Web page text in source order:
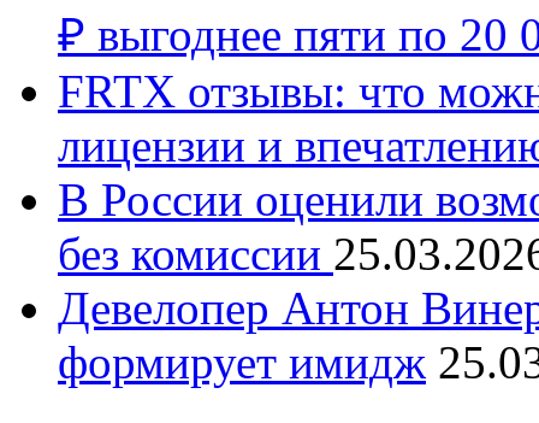
₽ выгоднее пяти по 20
FRTX отзывы: что
лицензии и
В России оценили
без комиссии
Девелопер Антон
формирует имидж